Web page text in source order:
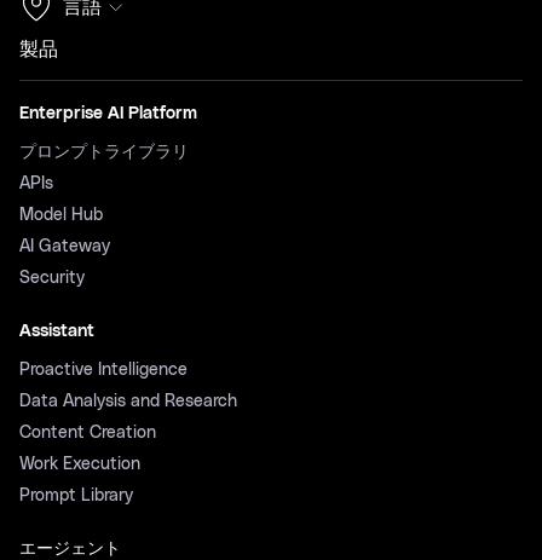
言語
製品
Enterprise AI Platform
プロンプトライブラリ
APIs
Model Hub
AI Gateway
Security
Assistant
Proactive Intelligence
Data Analysis and Research
Content Creation
Work Execution
Prompt Library
エージェント